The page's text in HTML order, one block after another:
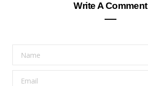
Write A Comment